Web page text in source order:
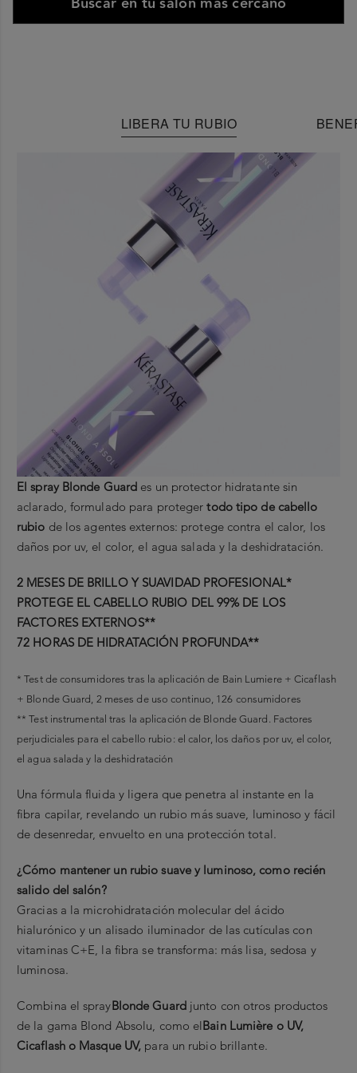
LIBERA TU RUBIO
El spray Blonde Guard es un protector hidratante sin
aclarado, formulado para protegertodo tipo de cabello
rubio de los agentes externos: protege contra el calor, los
daños por uv, el color, el agua salada y la deshidratación.
2 MESES DE BRILLO Y SUAVIDAD PROFESIONAL*
PROTEGE EL CABELLO RUBIO DEL 99% DE LOS
FACTORES EXTERNOS**
72 HORAS DE HIDRATACIÓN PROFUNDA**
* Test de consumidores tras la aplicación de Bain Lumiere + Cicaflash
+ Blonde Guard, 2 meses de uso continuo, 126 consumidores
** Test instrumental tras la aplicación de Blonde Guard. Factores
perjudiciales para el cabello rubio: el calor, los daños por uv, el color,
el agua salada y la deshidratación
Una fórmula fluida y ligera que penetra al instante en la
fibra capilar, revelando un rubio más suave, luminoso y fácil
de desenredar, envuelto en una protección total.
¿Cómo mantener un rubio suave y luminoso, como recién
salido del salón?
Gracias a la microhidratación molecular del ácido
hialurónico y un alisado iluminador de las cutículas con
vitaminas C+E, la fibra se transforma: más lisa, sedosa y
luminosa.
Combina el sprayBlonde Guardjunto con otros productos
de la gama Blond Absolu, como elBain Lumière o UV,
Cicaflash o Masque UV, para un rubio brillante.